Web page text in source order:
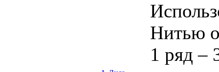
Нитью
1 ряд –